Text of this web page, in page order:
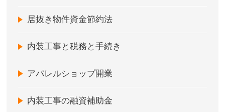
居抜き物件資金節約法
内装工事と税務と手続き
アパレルショップ開業
内装工事の融資補助金